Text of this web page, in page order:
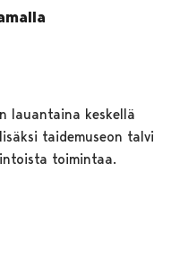
lauantaina keskellä
taidemuseon talvi
toimintaa.